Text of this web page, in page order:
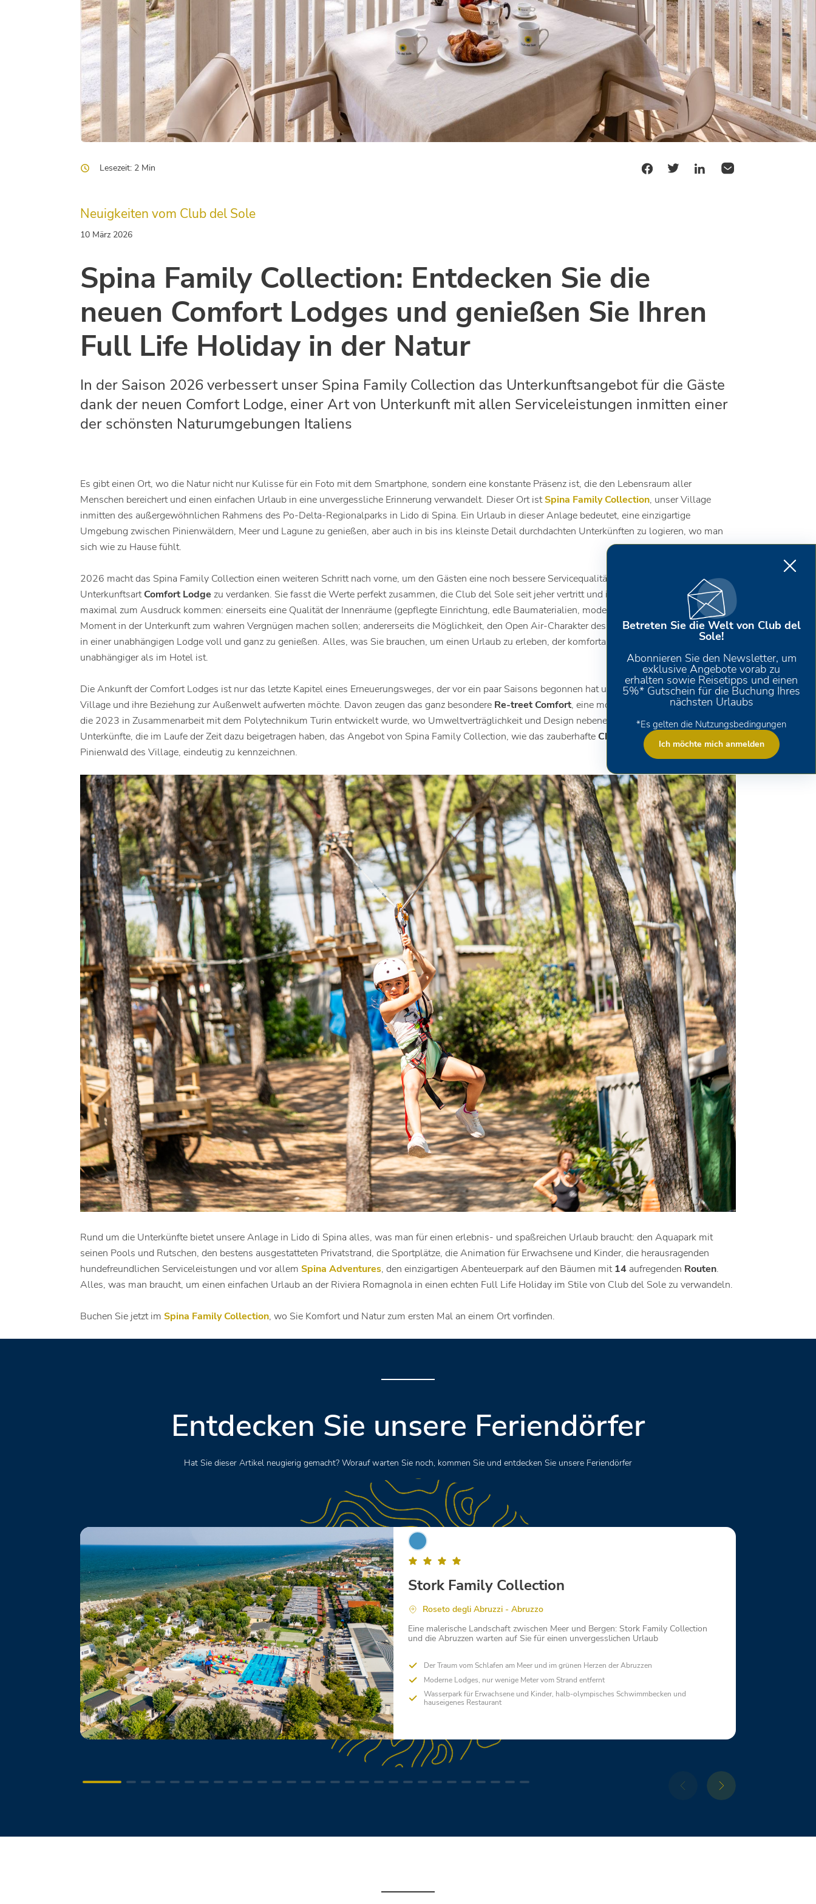
Lesezeit: 2 Min
Neuigkeiten vom Club del Sole
10 März 2026
Spina Family Collection: Entdecken Sie die
neuen Comfort Lodges und genießen Sie Ihren
Full Life Holiday in der Natur
In der Saison 2026 verbessert unser Spina Family Collection das Unterkunftsangebot für die Gäste
dank der neuen Comfort Lodge, einer Art von Unterkunft mit allen Serviceleistungen inmitten einer
der schönsten Naturumgebungen Italiens
Es gibt einen Ort, wo die Natur nicht nur Kulisse für ein Foto mit dem Smartphone, sondern eine konstante Präsenz ist, die den Lebensraum aller
Menschen bereichert und einen einfachen Urlaub in eine unvergessliche Erinnerung verwandelt. Dieser Ort istSpina Family Collection, unser Village
inmitten des außergewöhnlichen Rahmens des Po-Delta-Regionalparks in Lido di Spina. Ein Urlaub in dieser Anlage bedeutet, eine einzigartige
Umgebung zwischen Pinienwäldern, Meer und Lagune zu genießen, aber auch in bis ins kleinste Detail durchdachten Unterkünften zu logieren, wo man
sich wie zu Hause fühlt.
2026 macht das Spina Family Collection einen weiteren Schritt nach vorne, um den Gästen eine noch bessere Servicequalität zu liefern. Das ist der neuen
UnterkunftsartComfort Lodge zu verdanken. Sie fasst die Werte perfekt zusammen, die Club del Sole seit jeher vertritt und im Spina Family Collection
maximal zum Ausdruck kommen: einerseits eine Qualität der Innenräume (gepflegte Einrichtung, edle Baumaterialien, moderne Ausstattungen), die jeden
Moment in der Unterkunft zum wahren Vergnügen machen sollen; andererseits die Möglichkeit, den Open Air-Charakter des Village durch den Aufenthalt
in einer unabhängigen Lodge voll und ganz zu genießen. Alles, was Sie brauchen, um einen Urlaub zu erleben, der komfortabler als Campen aber
unabhängiger als im Hotel ist.
Die Ankunft der Comfort Lodges ist nur das letzte Kapitel eines Erneuerungsweges, der vor ein paar Saisons begonnen hat und die Wohnbereiche im
Village und ihre Beziehung zur Außenwelt aufwerten möchte. Davon zeugen das ganz besondere Re-treet Comfort, eine modulare Unterkunftslösung,
die 2023 in Zusammenarbeit mit dem Polytechnikum Turin entwickelt wurde, wo Umweltverträglichkeit und Design nebeneinander bestehen, aber auch
Unterkünfte, die im Laufe der Zeit dazu beigetragen haben, das Angebot von Spina Family Collection, wie das zauberhafte Chalet Deluxe
Pinienwald des Village, eindeutig zu kennzeichnen.
Rund um die Unterkünfte bietet unsere Anlage in Lido di Spina alles, was man für einen erlebnis- und spaßreichen Urlaub braucht: den Aquapark mit
seinen Pools und Rutschen, den bestens ausgestatteten Privatstrand, die Sportplätze, die Animation für Erwachsene und Kinder, die herausragenden
hundefreundlichen Serviceleistungen und vor allem Spina Adventures, den einzigartigen Abenteuerpark auf den Bäumen mit14 aufregenden Routen.
Alles, was man braucht, um einen einfachen Urlaub an der Riviera Romagnola in einen echten Full Life Holiday im Stile von Club del Sole zu verwandeln.
Buchen Sie jetzt im Spina Family Collection, wo Sie Komfort und Natur zum ersten Mal an einem Ort vorfinden.
Entdecken Sie unsere Feriendörfer
Hat Sie dieser Artikel neugierig gemacht? Worauf warten Sie noch, kommen Sie und entdecken Sie unsere Feriendörfer
Stork Family Collection
Roseto degli Abruzzi - Abruzzo
Eine malerische Landschaft zwischen Meer und Bergen: Stork Family Collection
und die Abruzzen warten auf Sie für einen unvergesslichen Urlaub
Der Traum vom Schlafen am Meer und im grünen Herzen der Abruzzen
Moderne Lodges, nur wenige Meter vom Strand entfernt
Wasserpark für Erwachsene und Kinder, halb-olympisches Schwimmbecken und
hauseigenes Restaurant
Betreten Sie die Welt von Club del
Sole!
Abonnieren Sie den Newsletter, um
exklusive Angebote vorab zu
erhalten sowie Reisetipps und einen
5%* Gutschein für die Buchung Ihres
nächsten Urlaubs
*Es gelten die Nutzungsbedingungen
Ich möchte mich anmelden